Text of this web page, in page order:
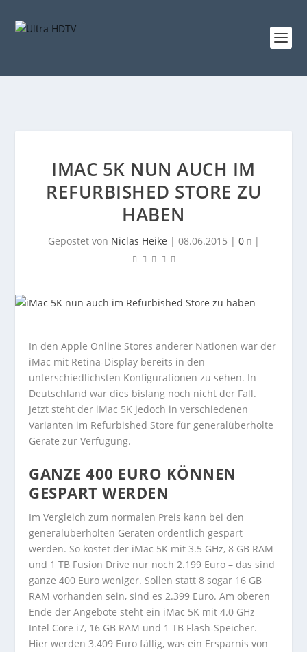
IMAC 5K NUN AUCH IM
REFURBISHED STORE ZU
HABEN
Gepostet von Niclas Heike | 08.06.2015 | 0 |
In den Apple Online Stores anderer Nationen war der
iMac mit Retina-Display bereits in den
unterschiedlichsten Konfigurationen zu sehen. In
Deutschland war dies bislang noch nicht der Fall.
Jetzt steht der iMac 5K jedoch in verschiedenen
Varianten im Refurbished Store für generalüberholte
Geräte zur Verfügung.
GANZE 400 EURO KÖNNEN
GESPART WERDEN
Im Vergleich zum normalen Preis kann bei den
generalüberholten Geräten ordentlich gespart
werden. So kostet der iMac 5K mit 3.5 GHz, 8 GB RAM
und 1 TB Fusion Drive nur noch 2.199 Euro – das sind
ganze 400 Euro weniger. Sollen statt 8 sogar 16 GB
RAM vorhanden sein, sind es 2.399 Euro. Am oberen
Ende der Angebote steht ein iMac 5K mit 4.0 GHz
Intel Core i7, 16 GB RAM und 1 TB Flash-Speicher.
Hier werden 3.409 Euro fällig, was ein Ersparnis von